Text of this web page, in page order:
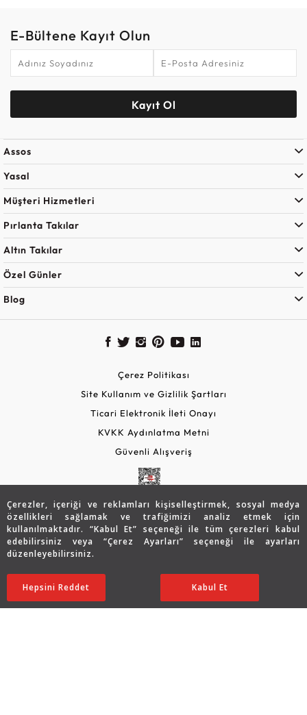
Çerezler, içeriği ve reklamları kişiselleştirmek, sosyal medya
özellikleri sağlamak ve trafiğimizi analiz etmek için
kullanılmaktadır. “Kabul Et” seçeneği ile tüm çerezleri kabul
edebilirsiniz veya “Çerez Ayarları” seçeneği ile ayarları
düzenleyebilirsiniz.
Ayarları Düzenle
Hepsini Reddet Kabul Et
95.034 TL
47.517TL SATIN ALIN
E-Bültene Kayıt Olun
Kayıt Ol
Assos
Yasal
Müşteri Hizmetleri
Pırlanta Takılar
Altın Takılar
Özel Günler
Blog
Çerez Politikası
Site Kullanım ve Gizlilik Şartları
Ticari Elektronik İleti Onayı
KVKK Aydınlatma Metni
Güvenli Alışveriş
Copyright © 2026 Assos Pırlanta - Bu sitenin tüm hakları